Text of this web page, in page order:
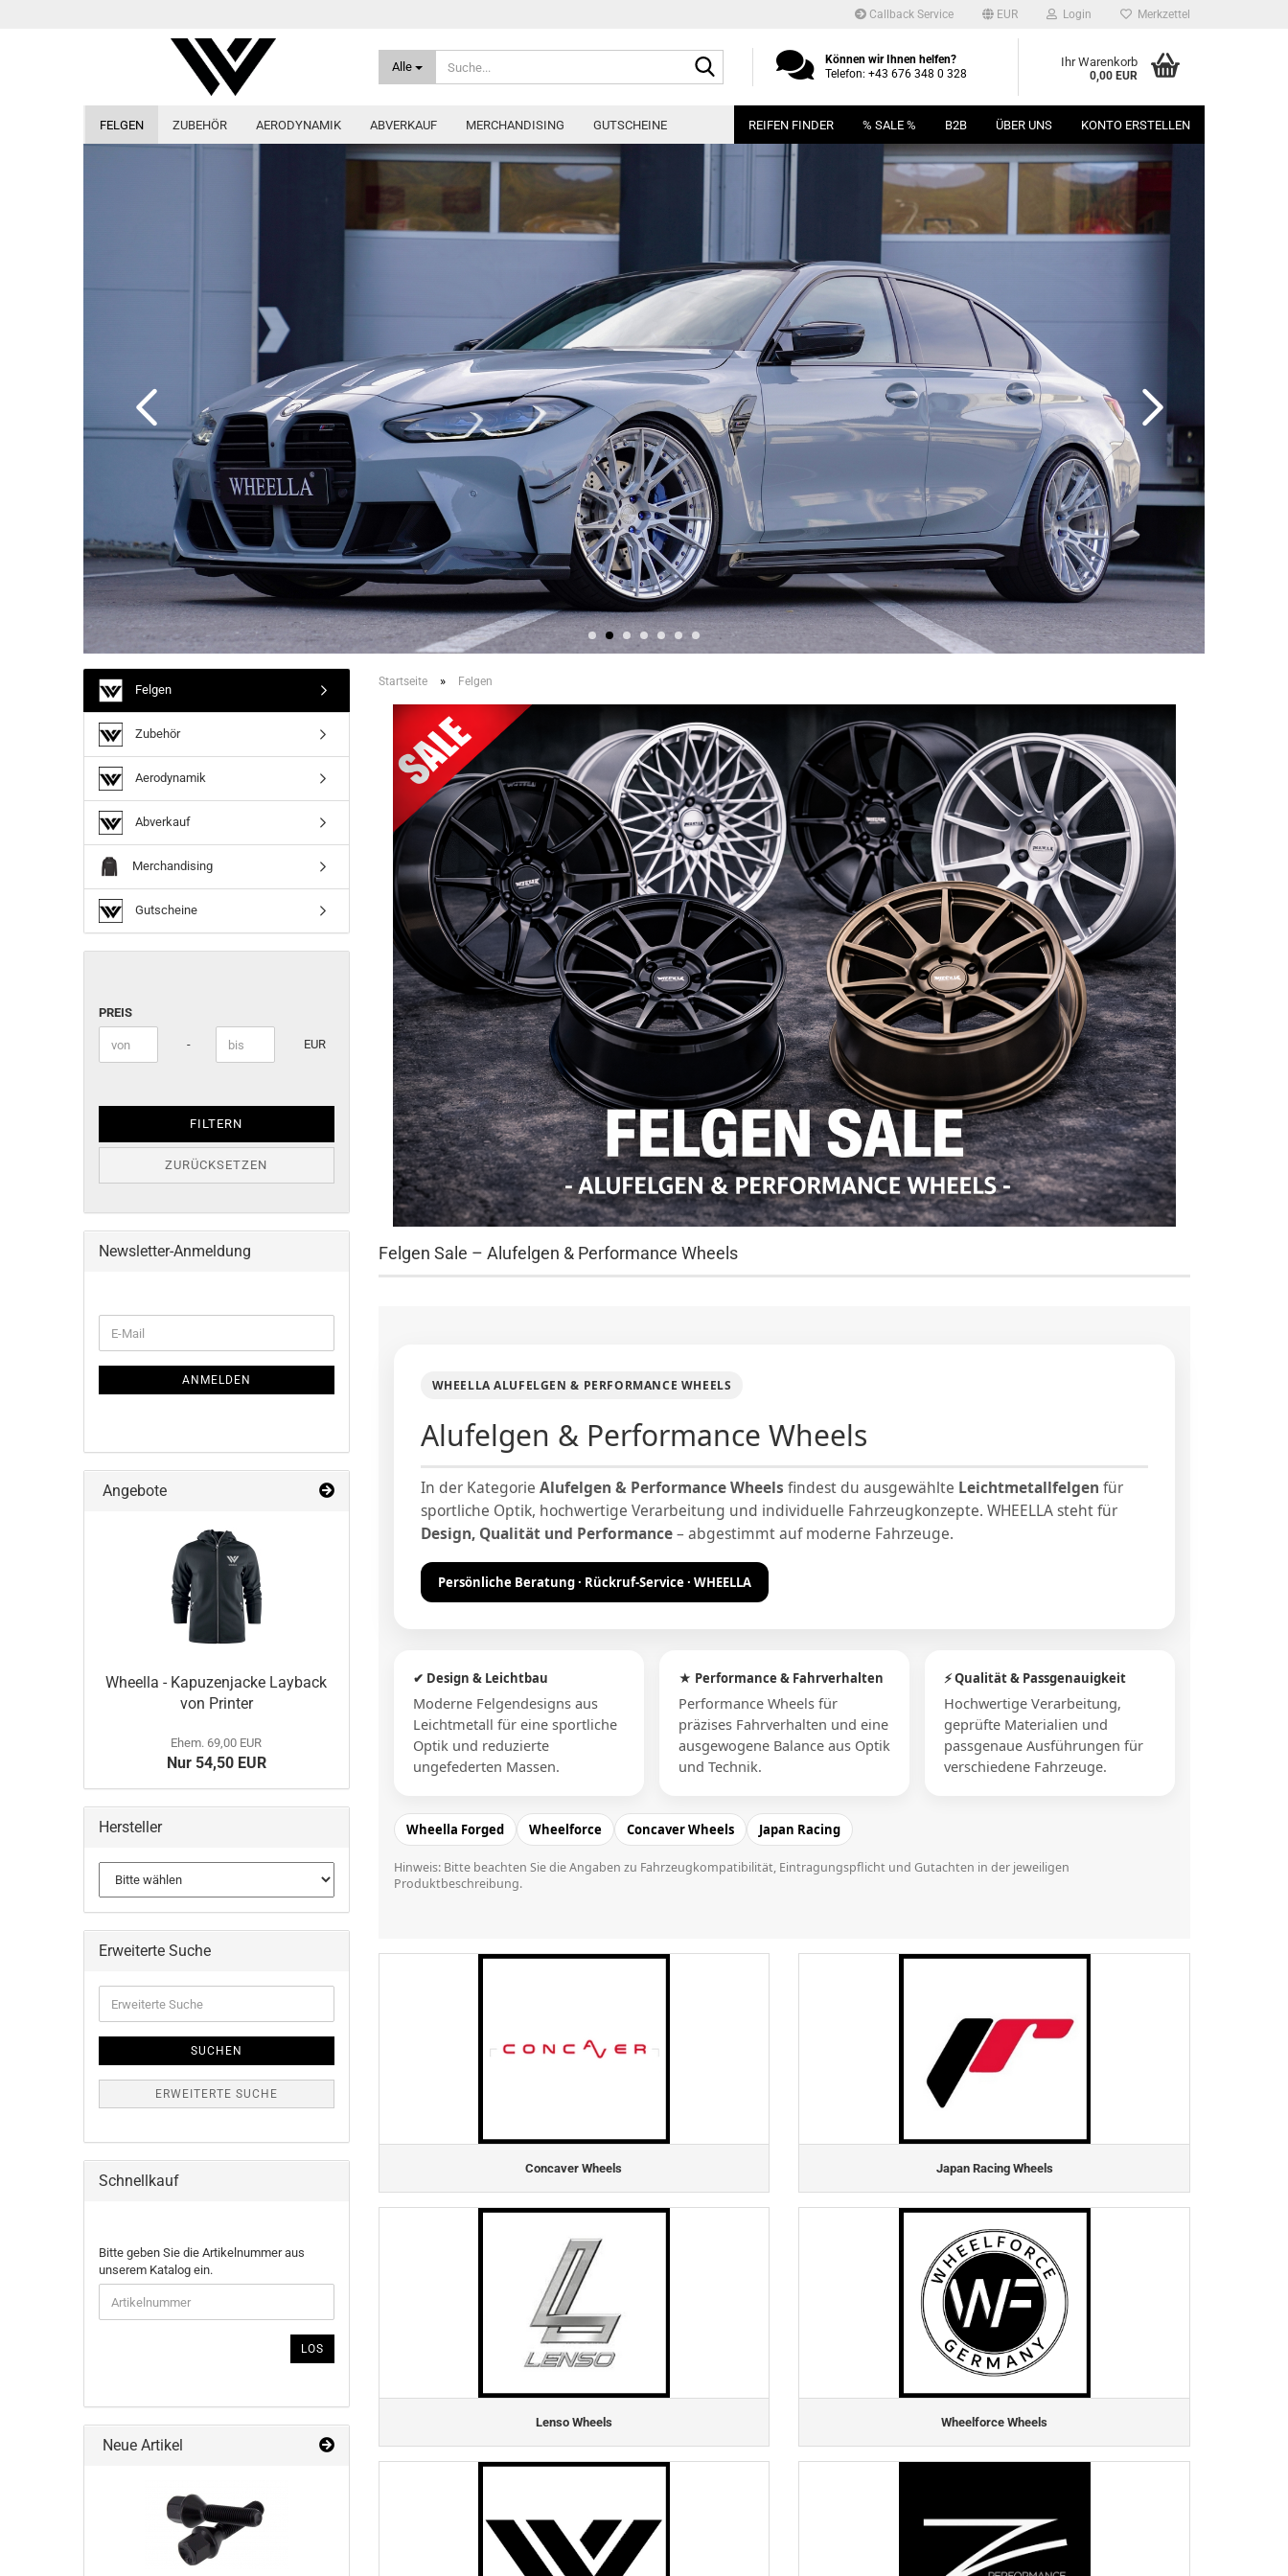
Callback Service EUR Login Merkzettel
Alle
Können wir Ihnen helfen?
Telefon: +43 676 348 0 328
Ihr Warenkorb
0,00 EUR
FELGEN ZUBEHÖR AERODYNAMIK ABVERKAUF MERCHANDISING GUTSCHEINE REIFEN FINDER % SALE % B2B ÜBER UNS KONTO ERSTELLEN
Startseite » Felgen
Felgen Sale – Alufelgen & Performance Wheels
WHEELLA ALUFELGEN & PERFORMANCE WHEELS
Alufelgen & Performance Wheels
In der Kategorie Alufelgen & Performance Wheels findest du ausgewählte Leichtmetallfelgen für
sportliche Optik, hochwertige Verarbeitung und individuelle Fahrzeugkonzepte. WHEELLA steht für
Design, Qualität und Performance– abgestimmt auf moderne Fahrzeuge.
Persönliche Beratung · Rückruf-Service · WHEELLA
✔ Design & Leichtbau
Moderne Felgendesigns aus
Leichtmetall für eine sportliche
Optik und reduzierte
ungefederten Massen.
★ Performance & Fahrverhalten
Performance Wheels für
präzises Fahrverhalten und eine
ausgewogene Balance aus Optik
und Technik.
⚡ Qualität & Passgenauigkeit
Hochwertige Verarbeitung,
geprüfte Materialien und
passgenaue Ausführungen für
verschiedene Fahrzeuge.
Wheella Forged Wheelforce Concaver Wheels Japan Racing
Hinweis: Bitte beachten Sie die Angaben zu Fahrzeugkompatibilität, Eintragungspflicht und Gutachten in der jeweiligen
Produktbeschreibung.
Concaver Wheels Japan Racing Wheels
Lenso Wheels Wheelforce Wheels
Felgen
Zubehör
Aerodynamik
Abverkauf
Merchandising
Gutscheine
PREIS
Preis bis - EUR
FILTERN
ZURÜCKSETZEN
Newsletter-Anmeldung
ZUR
E-
Mail
ANMELDEN
Angebote
Wheel­la - Ka­pu­zen­ja­cke Lay­back
von Prin­ter
Ehem. 69,00 EUR
Nur 54,50 EUR
Hersteller
Erweiterte Suche
Suche
SUCHEN
ERWEITERTE SUCHE
Schnellkauf
BITTE
GEBEN
SIE
DIE
ARTIKELNUMMER
Bitte geben Sie die Artikelnummer aus
unserem Katalog ein.
LOS
Neue Artikel